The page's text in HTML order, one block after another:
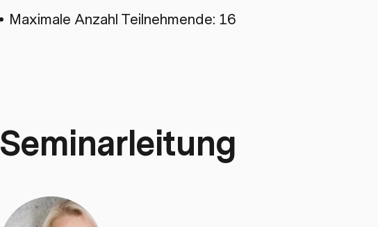
Maximale Anzahl Teilnehmende: 16
Seminarleitung